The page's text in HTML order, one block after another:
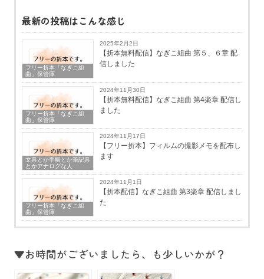
最新の投稿はこんな感じ
フリー折本「なぎこ組
曲」保管庫
2025年2月2日
【折本無料配信】なぎこ組曲 第５、６章 配
信しました
フリー折本「なぎこ組
曲」保管庫
2024年11月30日
【折本無料配信】なぎこ組曲 第4楽章 配信し
ました
文具とか手帳とか筆記具
とかアナログな人
2024年11月17日
【フリー折本】フィルムの撮影メモを配布し
ます
フリー折本「なぎこ組
曲」保管庫
2024年11月1日
【折本配信】なぎこ組曲 第3楽章 配信しまし
た
▼お時間がございましたら、も少しいかが？